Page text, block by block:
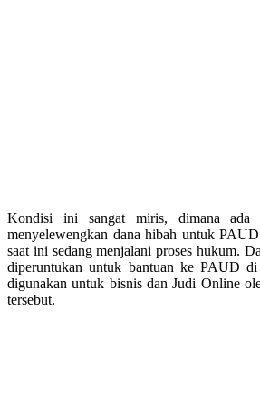
Kondisi ini sangat miris, dimana ada
menyelewengkan dana hibah untuk
saat ini sedang menjalani proses hukum.
diperuntukan untuk bantuan ke PAUD di
digunakan untuk bisnis dan Judi Online
tersebut.